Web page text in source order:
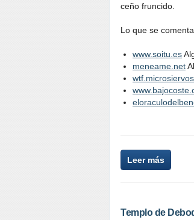
ceño fruncido.
Lo que se
www.soitu.es
meneame.net
Leer más
Templo de